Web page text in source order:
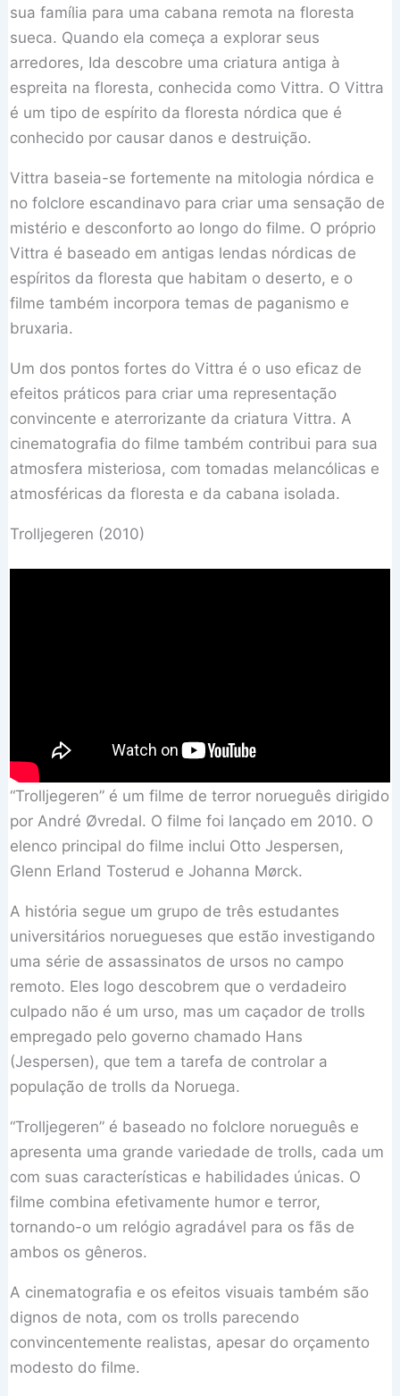
sua família para uma cabana remota na floresta
sueca. Quando ela começa a explorar seus
arredores, Ida descobre uma criatura antiga à
espreita na floresta, conhecida como Vittra. O Vittra
é um tipo de espírito da floresta nórdica que é
conhecido por causar danos e destruição.
Vittra baseia-se fortemente na mitologia nórdica e
no folclore escandinavo para criar uma sensação de
mistério e desconforto ao longo do filme. O próprio
Vittra é baseado em antigas lendas nórdicas de
espíritos da floresta que habitam o deserto, e o
filme também incorpora temas de paganismo e
bruxaria.
Um dos pontos fortes do Vittra é o uso eficaz de
efeitos práticos para criar uma representação
convincente e aterrorizante da criatura Vittra. A
cinematografia do filme também contribui para sua
atmosfera misteriosa, com tomadas melancólicas e
atmosféricas da floresta e da cabana isolada.
Trolljegeren (2010)
“Trolljegeren” é um filme de terror norueguês dirigido
por André Øvredal. O filme foi lançado em 2010. O
elenco principal do filme inclui Otto Jespersen,
Glenn Erland Tosterud e Johanna Mørck.
A história segue um grupo de três estudantes
universitários noruegueses que estão investigando
uma série de assassinatos de ursos no campo
remoto. Eles logo descobrem que o verdadeiro
culpado não é um urso, mas um caçador de trolls
empregado pelo governo chamado Hans
(Jespersen), que tem a tarefa de controlar a
população de trolls da Noruega.
“Trolljegeren” é baseado no folclore norueguês e
apresenta uma grande variedade de trolls, cada um
com suas características e habilidades únicas. O
filme combina efetivamente humor e terror,
tornando-o um relógio agradável para os fãs de
ambos os gêneros.
A cinematografia e os efeitos visuais também são
dignos de nota, com os trolls parecendo
convincentemente realistas, apesar do orçamento
modesto do filme.